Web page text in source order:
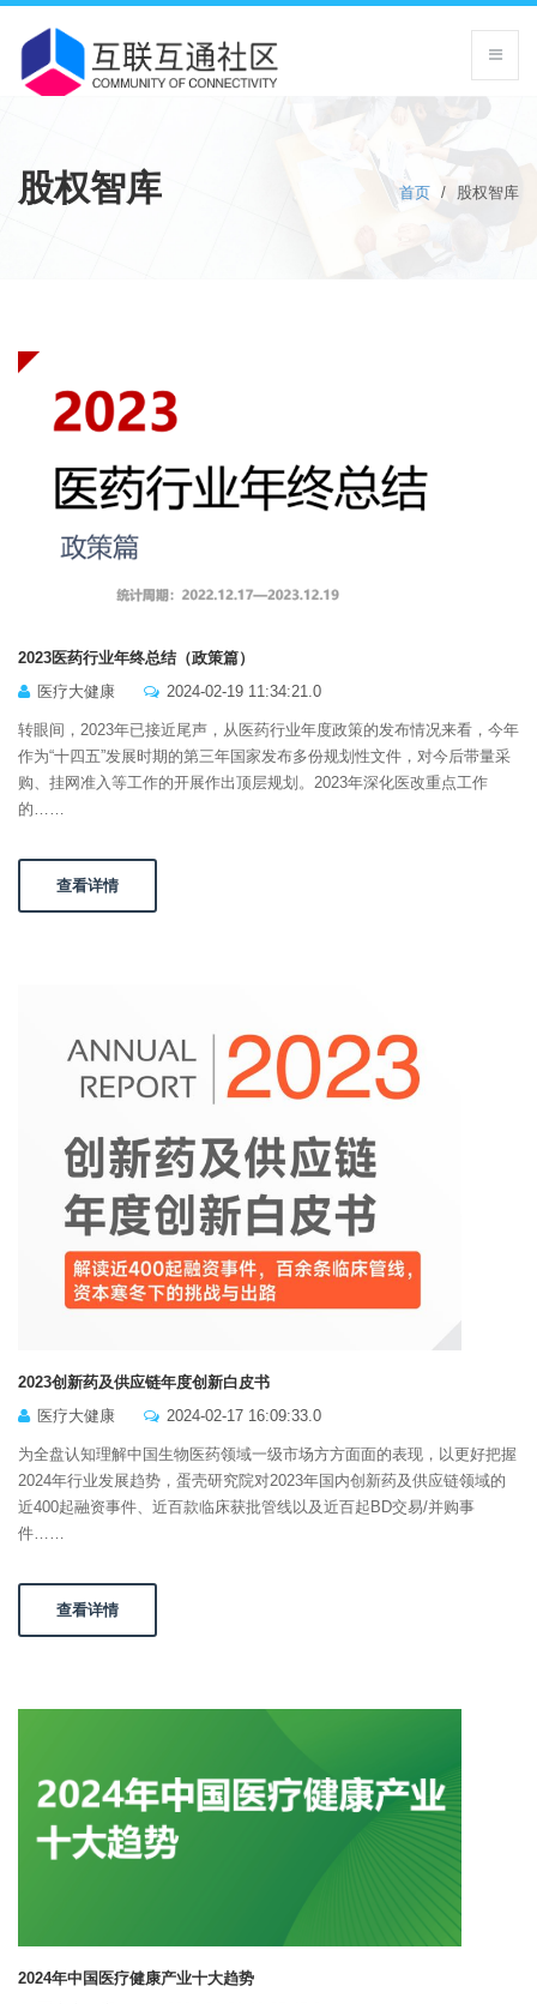
股权智库 首页 / 股权智库
2023医药行业年终总结（政策篇）
医疗大健康
2024-02-19 11:34:21.0
转眼间，2023年已接近尾声，从医药行业年度政策的发布情况来看，今年
作为“十四五”发展时期的第三年国家发布多份规划性文件，对今后带量采
购、挂网准入等工作的开展作出顶层规划。2023年深化医改重点工作
的……
查看详情
2023创新药及供应链年度创新白皮书
医疗大健康
2024-02-17 16:09:33.0
为全盘认知理解中国生物医药领域一级市场方方面面的表现，以更好把握
2024年行业发展趋势，蛋壳研究院对2023年国内创新药及供应链领域的
近400起融资事件、近百款临床获批管线以及近百起BD交易/并购事
件……
查看详情
2024年中国医疗健康产业十大趋势